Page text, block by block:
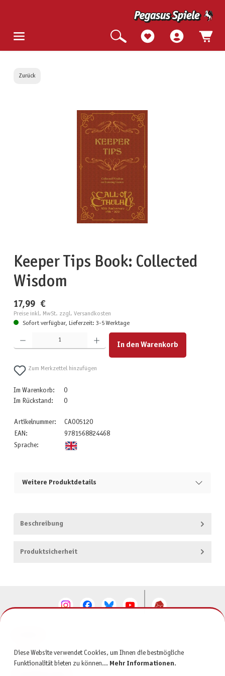
Zurück
Bildergalerie überspringen
Keeper Tips Book: Collected
Wisdom
17,99 €
Preise inkl. MwSt. zzgl. Versandkosten
Sofort verfügbar, Lieferzeit: 3-5 Werktage
Produkt Anzahl: Gib den gewünschten Wert ein oder benutze die Schaltflächen um die Anzahl zu
In den Warenkorb
Zum Merkzettel hinzufügen
Im Warenkorb:
0
Im Rückstand:
0
Artikelnummer:
CAO05120
EAN:
9781568824468
Sprache:
Weitere Produktdetails
Beschreibung
Produktsicherheit
SERVICE
Diese Website verwendet Cookies, um Ihnen die bestmögliche
Funktionalität bieten zu können... Mehr Informationen.